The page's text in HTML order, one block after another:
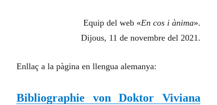
Equip del web «En cos i ànima».
Dijous, 11 de novembre del 2021.
Enllaç a la pàgina en llengua alemanya:
Bibliographie von Doktor Viviana